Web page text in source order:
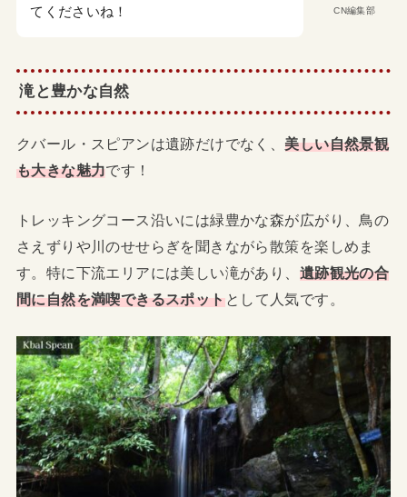
CN編集部
てくださいね！
滝と豊かな自然
クバール・スピアンは遺跡だけでなく、 美しい自然景観
も大きな魅力です！
トレッキングコース沿いには緑豊かな森が広がり、鳥の
さえずりや川のせせらぎを聞きながら散策を楽しめま
す。特に下流エリアには美しい滝があり、 遺跡観光の合
間に自然を満喫できるスポットとして人気です。